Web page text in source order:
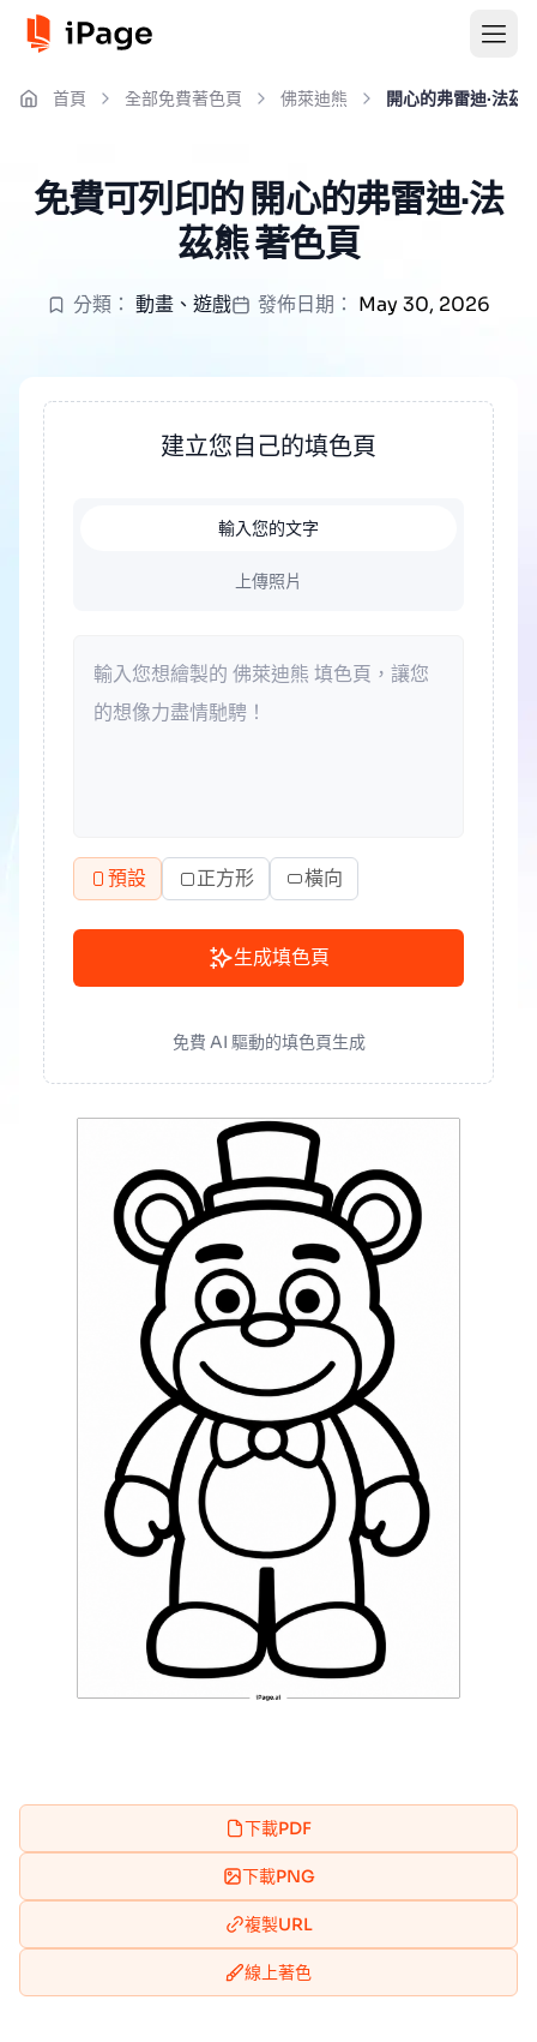
首頁 全部免費著色頁 佛萊迪熊 開心的弗雷迪·法茲
免費可列印的 開心的弗雷迪·法
茲熊 著色頁
分類： 動畫 、 遊戲 發佈日期： May 30, 2026
建立您自己的填色頁
輸入您的文字
上傳照片
預設 正方形 橫向
生成填色頁
免費 AI 驅動的填色頁生成
下載PDF
下載PNG
複製URL
線上著色